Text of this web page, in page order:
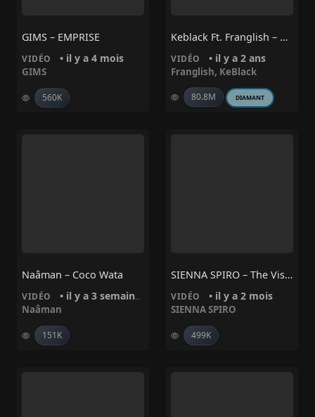
GIMS – EMPRISE
VIDÉO • il y a 4 mois
GIMS
560K
Keblack Ft. Franglish – Boucan
VIDÉO • il y a 2 ans
Franglish, KeBlack
80.8M DIAMANT
Naâman – Coco Wata
VIDÉO • il y a 3 semaines
Naâman
151K
SIENNA SPIRO – The Visitor
VIDÉO • il y a 2 mois
SIENNA SPIRO
499K